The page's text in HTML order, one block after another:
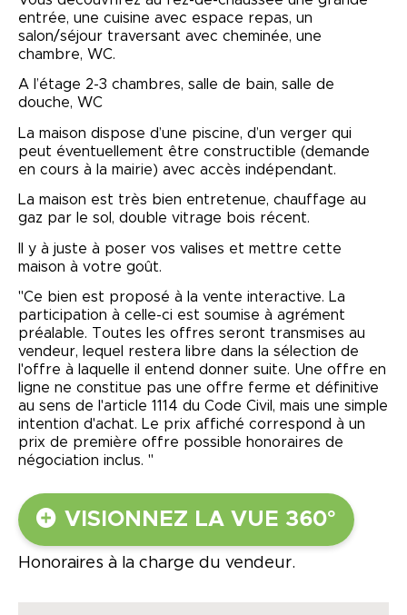
entrée, une cuisine avec espace repas, un
salon/séjour traversant avec cheminée, une
chambre, WC.
A l’étage 2-3 chambres, salle de bain, salle de
douche, WC
La maison dispose d’une piscine, d’un verger qui
peut éventuellement être constructible (demande
en cours à la mairie) avec accès indépendant.
La maison est très bien entretenue, chauffage au
gaz par le sol, double vitrage bois récent.
Il y à juste à poser vos valises et mettre cette
maison à votre goût.
"Ce bien est proposé à la vente interactive. La
participation à celle-ci est soumise à agrément
préalable. Toutes les offres seront transmises au
vendeur, lequel restera libre dans la sélection de
l'offre à laquelle il entend donner suite. Une offre en
ligne ne constitue pas une offre ferme et définitive
au sens de l'article 1114 du Code Civil, mais une simple
intention d'achat. Le prix affiché correspond à un
prix de première offre possible honoraires de
négociation inclus. "
VISIONNEZ LA VUE 360°
Honoraires à la charge du vendeur.